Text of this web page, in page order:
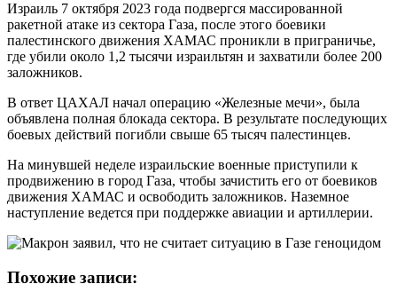
Израиль 7 октября 2023 года подвергся массированной
ракетной атаке из сектора Газа, после этого боевики
палестинского движения ХАМАС проникли в приграничье,
где убили около 1,2 тысячи израильтян и захватили более 200
заложников.
В ответ ЦАХАЛ начал операцию «Железные мечи», была
объявлена полная блокада сектора. В результате последующих
боевых действий погибли свыше 65 тысяч палестинцев.
На минувшей неделе израильские военные приступили к
продвижению в город Газа, чтобы зачистить его от боевиков
движения ХАМАС и освободить заложников. Наземное
наступление ведется при поддержке авиации и артиллерии.
Похожие записи: